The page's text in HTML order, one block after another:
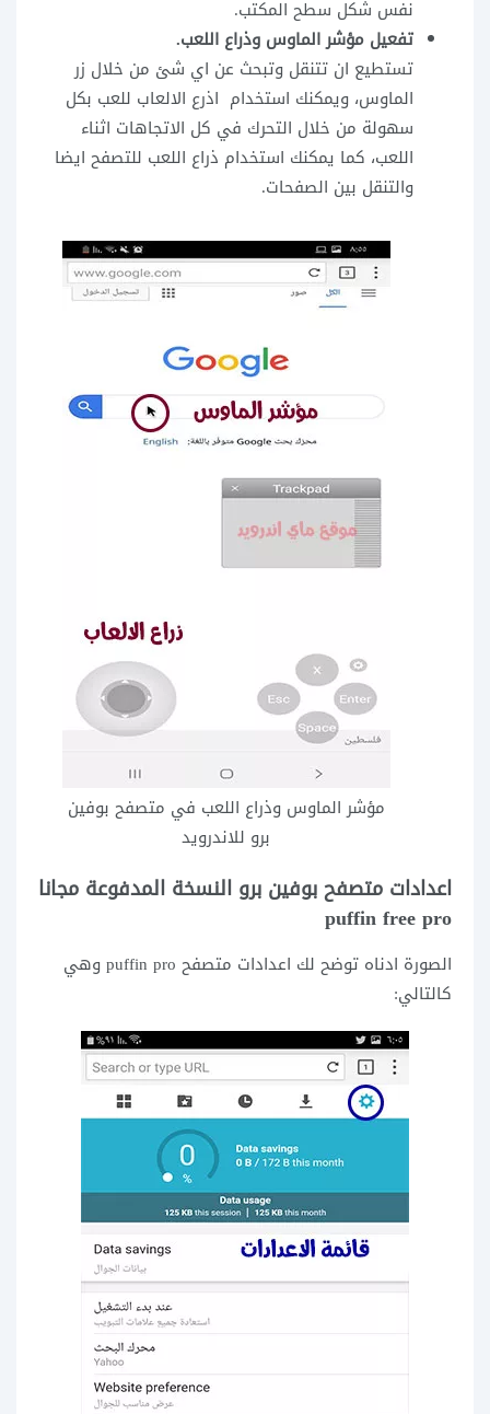
نفس شكل سطح المكتب.
تفعيل مؤشر الماوس وذراع اللعب.
تستطيع ان تتنقل وتبحث عن اي شئ من خلال زر
الماوس، ويمكنك استخدام اذرع الالعاب للعب بكل
سهولة من خلال التحرك في كل الاتجاهات اثناء
اللعب، كما يمكنك استخدام ذراع اللعب للتصفح ايضا
والتنقل بين الصفحات.
مؤشر الماوس وذراع اللعب في متصفح بوفين
برو للاندرويد
اعدادات متصفح بوفين برو النسخة المدفوعة مجانا
puffin free pro
الصورة ادناه توضح لك اعدادات متصفح puffin pro وهي
كالتالي: